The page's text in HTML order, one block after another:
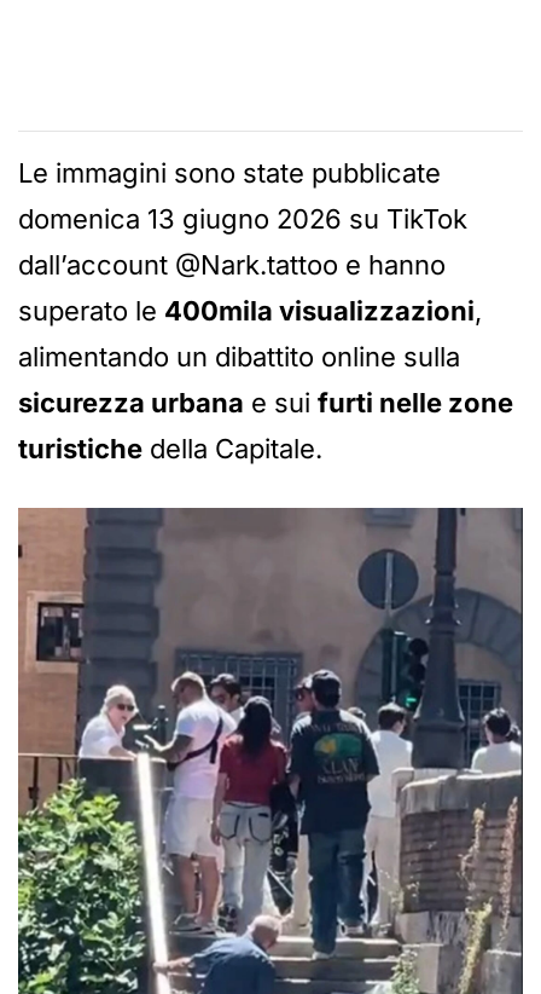
Le immagini sono state pubblicate
domenica 13 giugno 2026 su TikTok
dall’account @Nark.tattoo e hanno
superato le 400mila visualizzazioni,
alimentando un dibattito online sulla
sicurezza urbana e sui furti nelle zone
turistiche della Capitale.